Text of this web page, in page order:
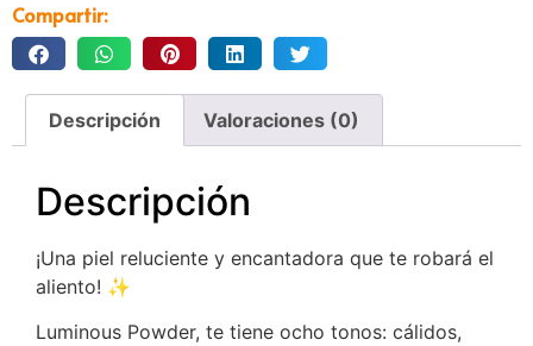
Compartir:
Descripción Valoraciones (0)
Descripción
¡Una piel reluciente y encantadora que te robará el
aliento! ✨
Luminous Powder, te tiene ocho tonos: cálidos,